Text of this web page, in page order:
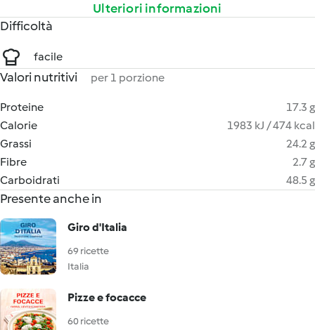
Ulteriori informazioni
Difficoltà
facile
Valori nutritivi per 1 porzione
Proteine
17.3 g
Calorie
1983 kJ / 474 kcal
Grassi
24.2 g
Fibre
2.7 g
Carboidrati
48.5 g
Presente anche in
Giro d'Italia
69 ricette
Italia
Pizze e focacce
60 ricette